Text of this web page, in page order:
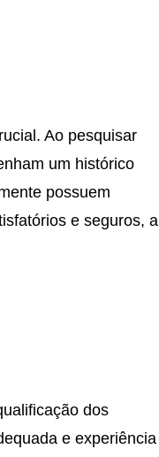
Ao pesquisar
um histórico
possuem
e seguros,
dos
e